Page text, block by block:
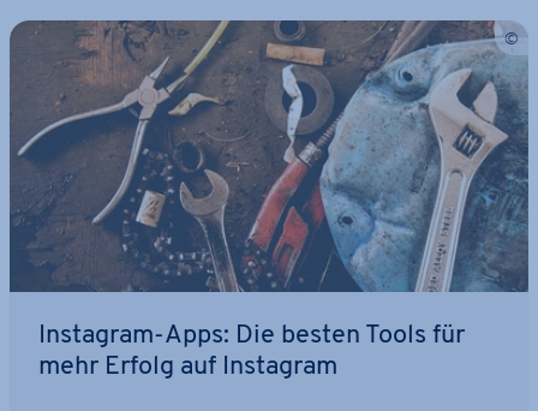
Instagram-Apps: Die besten Tools für
mehr Erfolg auf Instagram